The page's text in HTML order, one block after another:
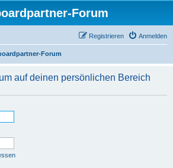
Forum
Anmelden
Registrieren
Forum
auf deinen persönlichen Bereich